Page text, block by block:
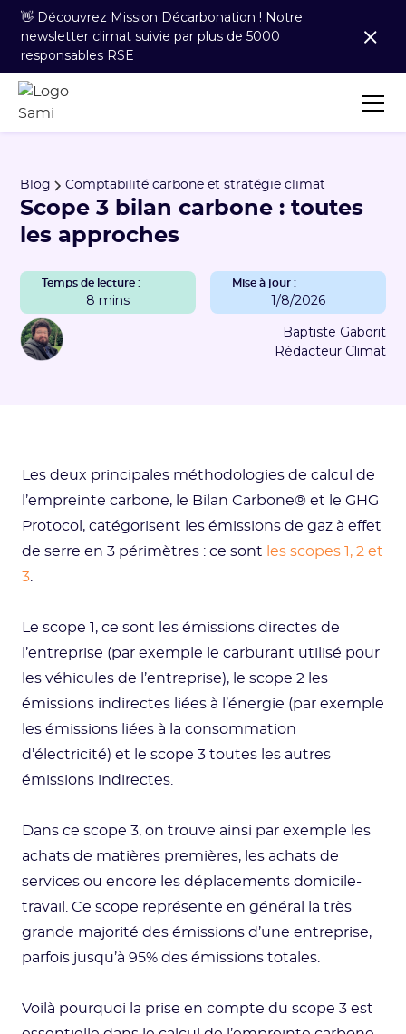
👋 Découvrez Mission Décarbonation ! Notre
newsletter climat suivie par plus de 5000
responsables RSE
Blog Comptabilité carbone et stratégie climat
Scope 3 bilan carbone : toutes
les approches
Temps de lecture :
8 mins
Mise à jour :
1/8/2026
Baptiste Gaborit
Rédacteur Climat
Les deux principales méthodologies de calcul de
l’empreinte carbone, le Bilan Carbone® et le GHG
Protocol, catégorisent les émissions de gaz à effet
de serre en 3 périmètres : ce sont les scopes 1, 2 et
3
Le scope 1, ce sont les émissions directes de
l’entreprise (par exemple le carburant utilisé pour
les véhicules de l’entreprise), le scope 2 les
émissions indirectes liées à l’énergie (par exemple
les émissions liées à la consommation
d’électricité) et le scope 3 toutes les autres
émissions indirectes.
Dans ce scope 3, on trouve ainsi par exemple les
achats de matières premières, les achats de
services ou encore les déplacements domicile-
travail. Ce scope représente en général la très
grande majorité des émissions d’une entreprise,
parfois jusqu’à 95% des émissions totales.
Voilà pourquoi la prise en compte du scope 3 est